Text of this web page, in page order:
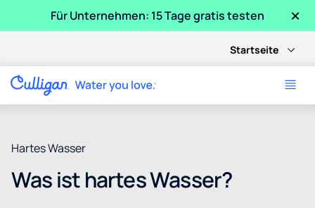
Für Unternehmen: 15 Tage gratis testen ×
Startseite
Hartes Wasser
Was ist hartes Wasser?